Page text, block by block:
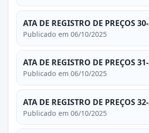
ATA DE REGISTRO DE PREÇOS
Publicado em 06/10/2025
ATA DE REGISTRO DE PREÇOS
Publicado em 06/10/2025
ATA DE REGISTRO DE PREÇOS
Publicado em 06/10/2025